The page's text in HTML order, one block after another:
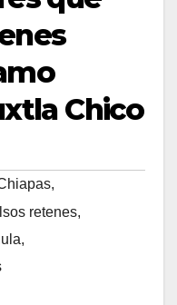
Chico
,
retenes,
,